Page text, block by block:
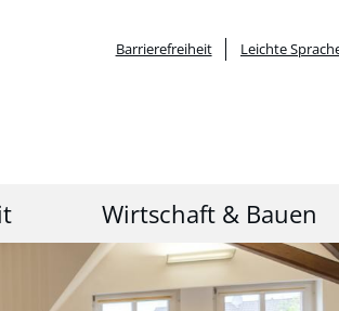
Barrierefreiheit Leichte
Wirtschaft & Bauen